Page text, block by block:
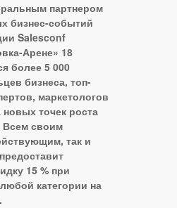
партнером
бизнес-событий
Salesconf
Арене» 18
более 5 000
бизнеса, топ-
маркетологов
точек роста
Всем своим
так и
15 % при
категории на